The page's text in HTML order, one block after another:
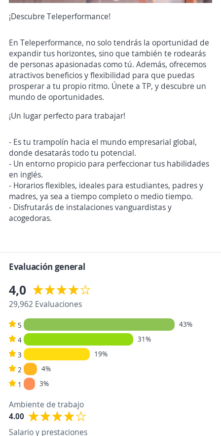
¡Descubre Teleperformance!
En Teleperformance, no solo tendrás la oportunidad de
expandir tus horizontes, sino que también te rodearás
de personas apasionadas como tú. Además, ofrecemos
atractivos beneficios y flexibilidad para que puedas
prosperar a tu propio ritmo. Únete a TP, y descubre un
mundo de oportunidades.
¡Un lugar perfecto para trabajar!
- Es tu trampolín hacia el mundo empresarial global,
donde desatarás todo tu potencial.
- Un entorno propicio para perfeccionar tus habilidades
en inglés.
- Horarios flexibles, ideales para estudiantes, padres y
madres, ya sea a tiempo completo o medio tiempo.
- Disfrutarás de instalaciones vanguardistas y
acogedoras.
Evaluación general
4,0
29,962 Evaluaciones
5
43%
4
31%
3
19%
2
4%
1
3%
Ambiente de trabajo
4.00
Salario y prestaciones